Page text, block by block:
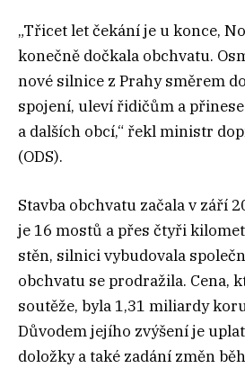
„Třicet let čekání je u konce,
konečně dočkala obchvatu.
nové silnice z Prahy směrem
spojení, uleví řidičům a
a dalších obcí,“ řekl ministr
(ODS).
Stavba obchvatu začala v září
je 16 mostů a přes čtyři
stěn, silnici vybudovala
obchvatu se prodražila. Cena,
soutěže, byla 1,31 miliardy
Důvodem jejího zvýšení je
doložky a také zadání změn